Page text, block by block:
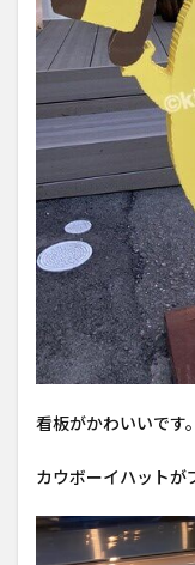
看板がかわいいです。
カウボーイハットが